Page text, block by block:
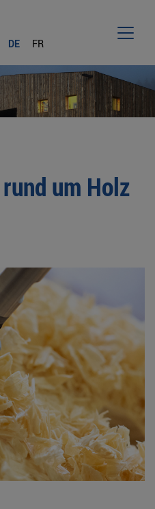
DE FR
um Holz